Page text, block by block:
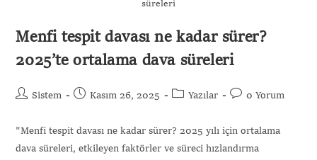
süreleri
Menfi tespit davası ne kadar sürer?
2025’te ortalama dava süreleri
Sistem Kasım 26, 2025 Yazılar 0 Yorum
"Menfi tespit davası ne kadar sürer? 2025 yılı için ortalama
dava süreleri, etkileyen faktörler ve süreci hızlandırma